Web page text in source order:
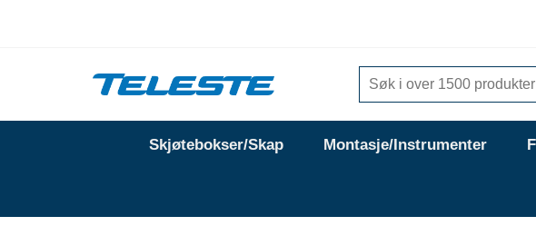
Skjøtebokser/Skap Montasje/Instrumenter